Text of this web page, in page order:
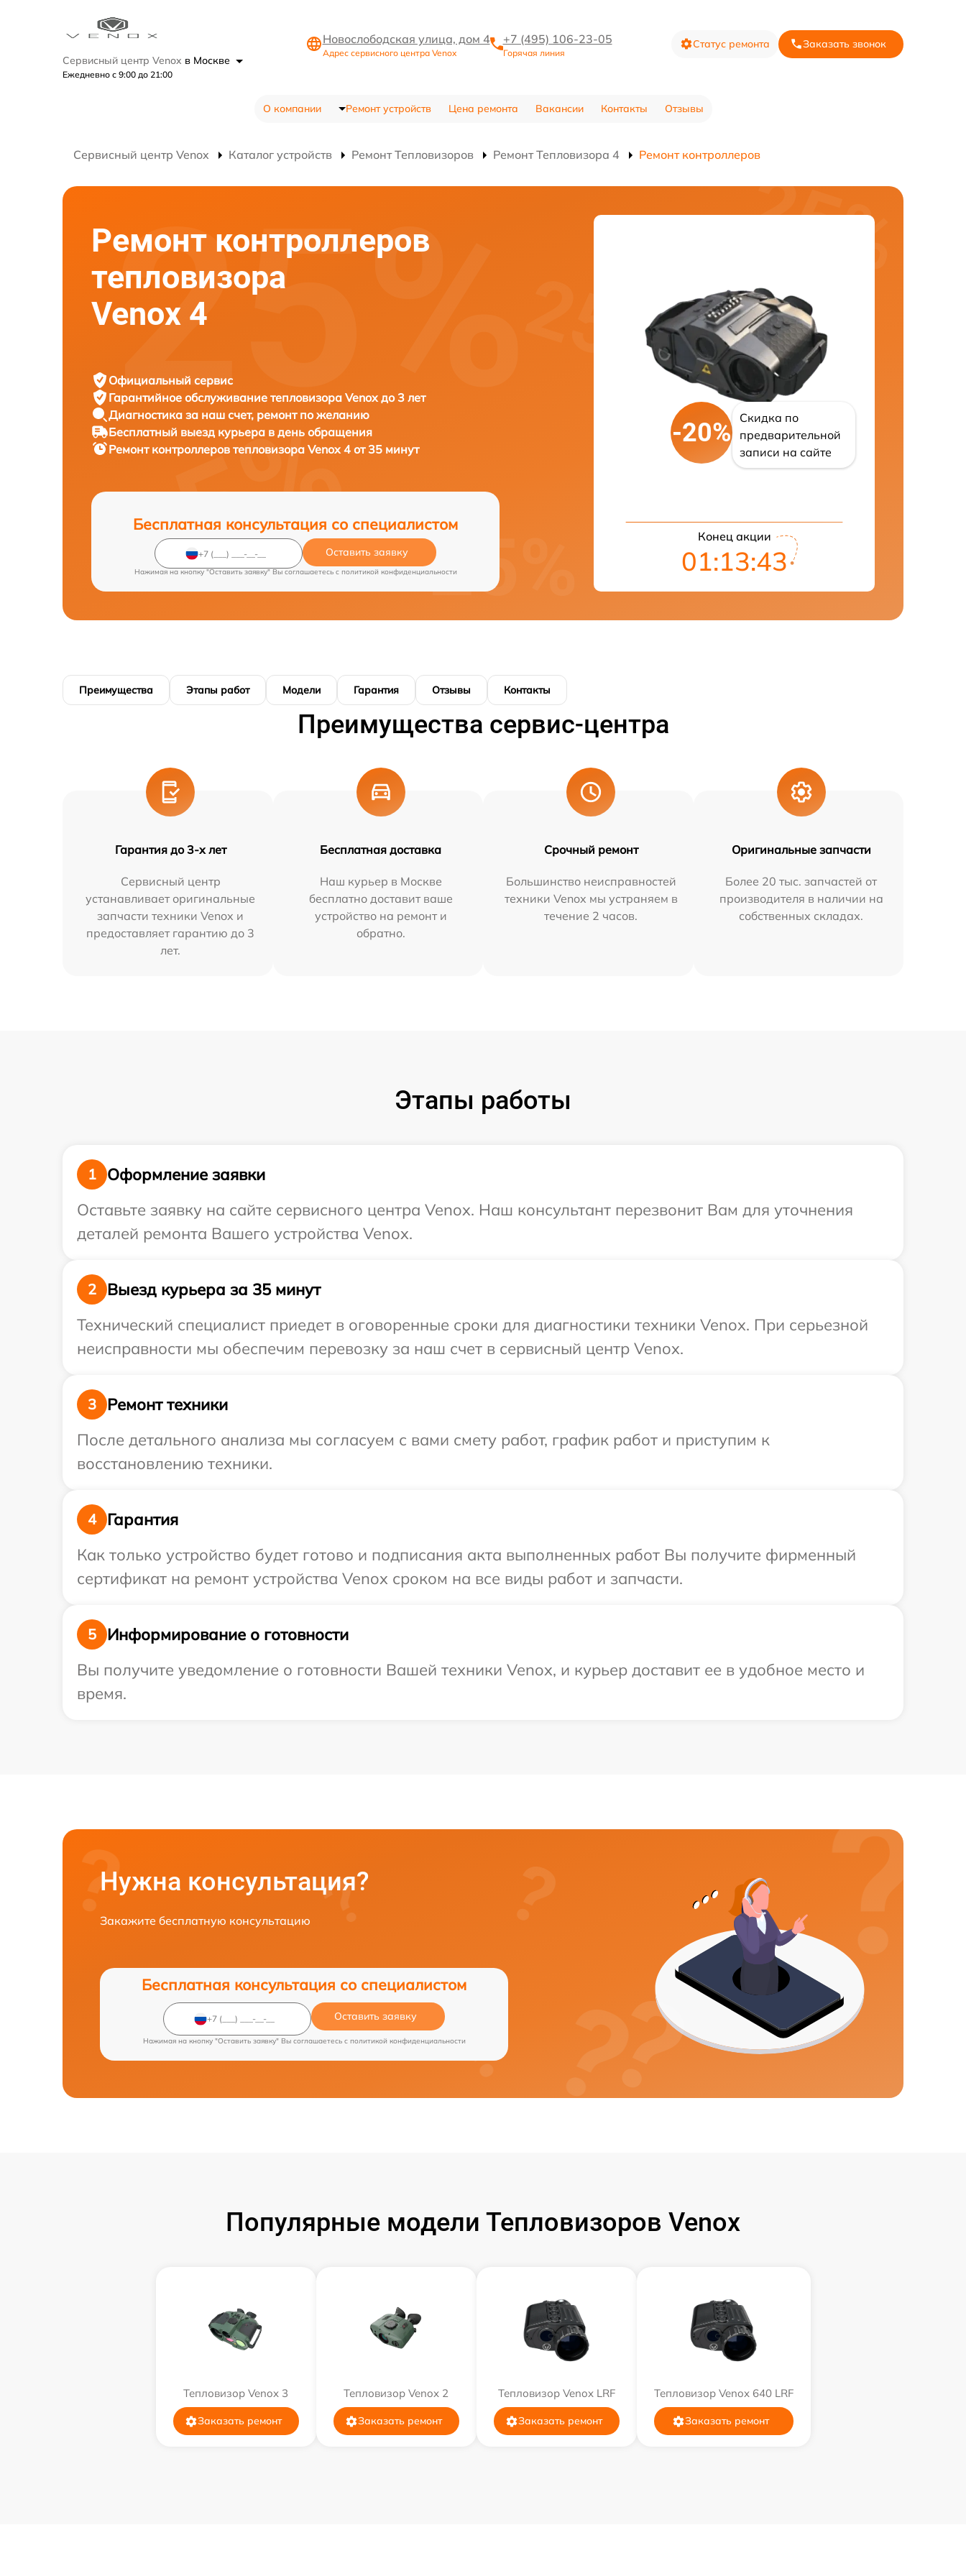
Сервисный центр Venox в Москве
Ежедневно с 9:00 до 21:00
Новослободская улица, дом 4
Адрес сервисного центра Venox
+7 (495) 106-23-05
Горячая линия
Статус ремонта Заказать звонок
О компании Ремонт устройств Цена ремонта Вакансии Контакты Отзывы
Сервисный центр Venox Каталог устройств Ремонт Тепловизоров Ремонт Тепловизора 4 Ремонт контроллеров
Ремонт контроллеров
тепловизора
Venox 4
Официальный сервис
Гарантийное обслуживание тепловизора Venox до 3 лет
Диагностика за наш счет, ремонт по желанию
Бесплатный выезд курьера в день обращения
Ремонт контроллеров тепловизора Venox 4 от 35 минут
Бесплатная консультация со специалистом
Оставить заявку
Нажимая на кнопку "Оставить заявку" Вы соглашаетесь c политикой конфиденциальности
-20%
Скидка по
предварительной
записи на сайте
Конец акции
01:13:42
Преимущества Этапы работ Модели Гарантия Отзывы Контакты
Преимущества сервис-центра
Гарантия до 3-х лет
Сервисный центр
устанавливает оригинальные
запчасти техники Venox и
предоставляет гарантию до 3
лет.
Бесплатная доставка
Наш курьер в Москве
бесплатно доставит ваше
устройство на ремонт и
обратно.
Срочный ремонт
Большинство неисправностей
техники Venox мы устраняем в
течение 2 часов.
Оригинальные запчасти
Более 20 тыс. запчастей от
производителя в наличии на
собственных складах.
Этапы работы
1
Оформление заявки
Оставьте заявку на сайте сервисного центра Venox. Наш консультант перезвонит Вам для уточнения
деталей ремонта Вашего устройства Venox.
2
Выезд курьера за 35 минут
Технический специалист приедет в оговоренные сроки для диагностики техники Venox. При серьезной
неисправности мы обеспечим перевозку за наш счет в сервисный центр Venox.
3
Ремонт техники
После детального анализа мы согласуем с вами смету работ, график работ и приступим к
восстановлению техники.
4
Гарантия
Как только устройство будет готово и подписания акта выполненных работ Вы получите фирменный
сертификат на ремонт устройства Venox сроком на все виды работ и запчасти.
5
Информирование о готовности
Вы получите уведомление о готовности Вашей техники Venox, и курьер доставит ее в удобное место и
время.
Нужна консультация?
Закажите бесплатную консультацию
Бесплатная консультация со специалистом
Оставить заявку
Нажимая на кнопку "Оставить заявку" Вы соглашаетесь c политикой конфиденциальности
Популярные модели Тепловизоров Venox
Тепловизор Venox 3
Заказать ремонт
Тепловизор Venox 2
Заказать ремонт
Тепловизор Venox LRF
Заказать ремонт
Тепловизор Venox 640 LRF
Заказать ремонт